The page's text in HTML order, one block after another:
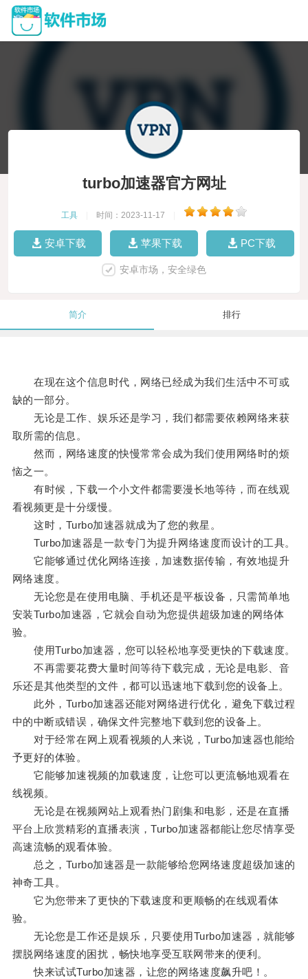
turbo加速器官方网址
工具 时间：2023-11-17
安卓下载 苹果下载 PC下载
安卓市场，安全绿色
简介 排行
在现在这个信息时代，网络已经成为我们生活中不可或
缺的一部分。
无论是工作、娱乐还是学习，我们都需要依赖网络来获
取所需的信息。
然而，网络速度的快慢常常会成为我们使用网络时的烦
恼之一。
有时候，下载一个小文件都需要漫长地等待，而在线观
看视频更是十分缓慢。
这时，Turbo加速器就成为了您的救星。
Turbo加速器是一款专门为提升网络速度而设计的工具。
它能够通过优化网络连接，加速数据传输，有效地提升
网络速度。
无论您是在使用电脑、手机还是平板设备，只需简单地
安装Turbo加速器，它就会自动为您提供超级加速的网络体
验。
使用Turbo加速器，您可以轻松地享受更快的下载速度。
不再需要花费大量时间等待下载完成，无论是电影、音
乐还是其他类型的文件，都可以迅速地下载到您的设备上。
此外，Turbo加速器还能对网络进行优化，避免下载过程
中的中断或错误，确保文件完整地下载到您的设备上。
对于经常在网上观看视频的人来说，Turbo加速器也能给
予更好的体验。
它能够加速视频的加载速度，让您可以更流畅地观看在
线视频。
无论是在视频网站上观看热门剧集和电影，还是在直播
平台上欣赏精彩的直播表演，Turbo加速器都能让您尽情享受
高速流畅的观看体验。
总之，Turbo加速器是一款能够给您网络速度超级加速的
神奇工具。
它为您带来了更快的下载速度和更顺畅的在线观看体
验。
无论您是工作还是娱乐，只要使用Turbo加速器，就能够
摆脱网络速度的困扰，畅快地享受互联网带来的便利。
快来试试Turbo加速器，让您的网络速度飙升吧！。